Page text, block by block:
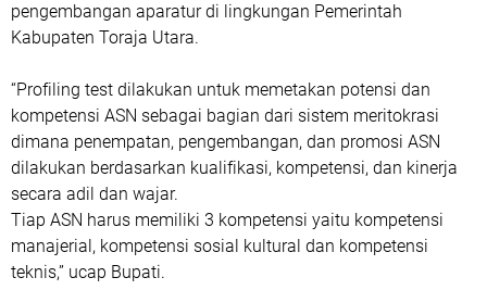
pengembangan aparatur di lingkungan Pemerintah
Kabupaten Toraja Utara.
“Profiling test dilakukan untuk memetakan potensi dan
kompetensi ASN sebagai bagian dari sistem meritokrasi
dimana penempatan, pengembangan, dan promosi ASN
dilakukan berdasarkan kualifikasi, kompetensi, dan kinerja
secara adil dan wajar.
Tiap ASN harus memiliki 3 kompetensi yaitu kompetensi
manajerial, kompetensi sosial kultural dan kompetensi
teknis,” ucap Bupati.